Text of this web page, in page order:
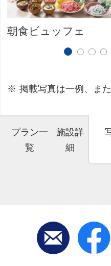
朝食ビュッフェ
掲載写真は一例、ま
プラン一
覧
施設詳
細